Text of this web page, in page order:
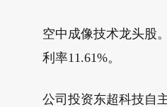
空中成像技术龙头股
利率11.61%。
公司投资东超科技自